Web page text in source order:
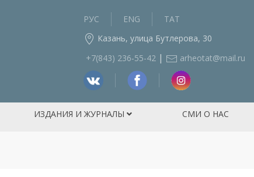
РУС ENG
ТАТ
Казань, улица Бутлерова, 30
+7(843) 236‑55-42 | arheotat@mail.ru
ИЗДАНИЯ И ЖУРНАЛЫ СМИ О НАС